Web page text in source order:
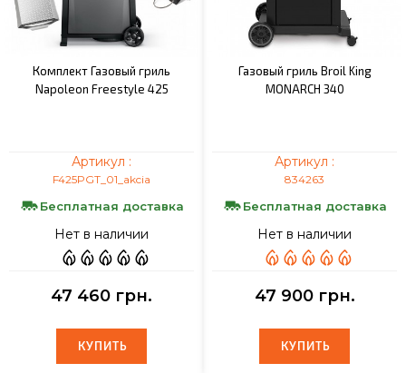
Комплект Газовый гриль
Napoleon Freestyle 425
Артикул :
F425PGT_01_akcia
Бесплатная доставка
Нет в наличии
47 460 грн.
КУПИТЬ
КУПИТЬ
Газовый гриль Broil King
MONARCH 340
Артикул :
834263
Бесплатная доставка
Нет в наличии
47 900 грн.
КУПИТЬ
КУПИТЬ